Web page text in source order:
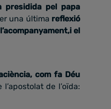
presidida pel papa
una última reflexió
el
com fa Déu
de l’oïda: